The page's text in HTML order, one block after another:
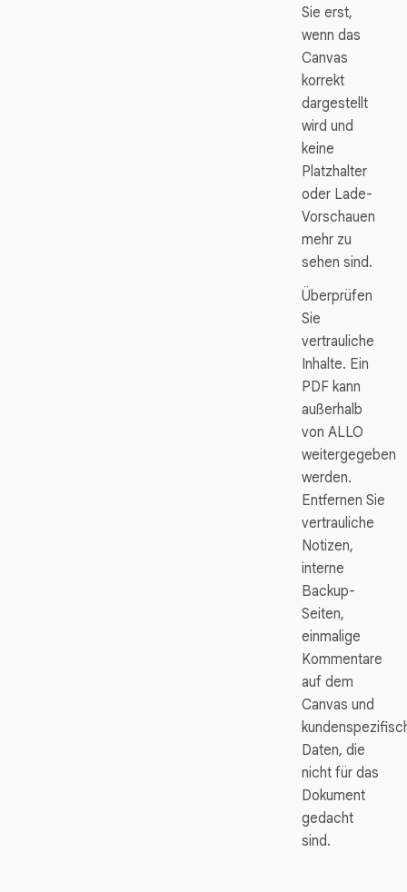
Sie erst,
wenn das
Canvas
korrekt
dargestellt
wird und
keine
Platzhalter
oder Lade-
Vorschauen
mehr zu
sehen sind.
Überprüfen
Sie
vertrauliche
Inhalte. Ein
PDF kann
außerhalb
von ALLO
weitergegeben
werden.
Entfernen Sie
vertrauliche
Notizen,
interne
Backup-
Seiten,
einmalige
Kommentare
auf dem
Canvas und
Daten, die
nicht für das
Dokument
gedacht
sind.